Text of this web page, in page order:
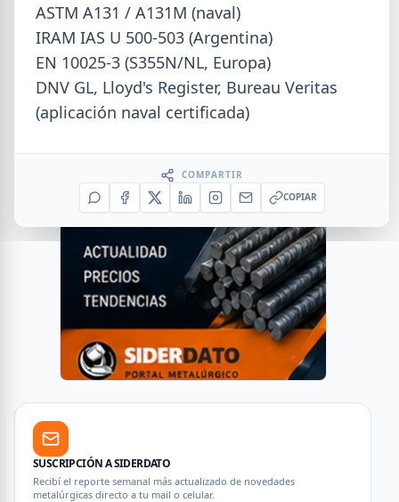
SUSCRIPCIÓN A SIDERDATO
Recibí el reporte semanal más actualizado de novedades
metalúrgicas directo a tu mail o celular.
ASTM A131 / A131M (naval)
IRAM IAS U 500-503 (Argentina)
EN 10025-3 (S355N/NL, Europa)
DNV GL, Lloyd's Register, Bureau Veritas
(aplicación naval certificada)
COMPARTIR
COPIAR